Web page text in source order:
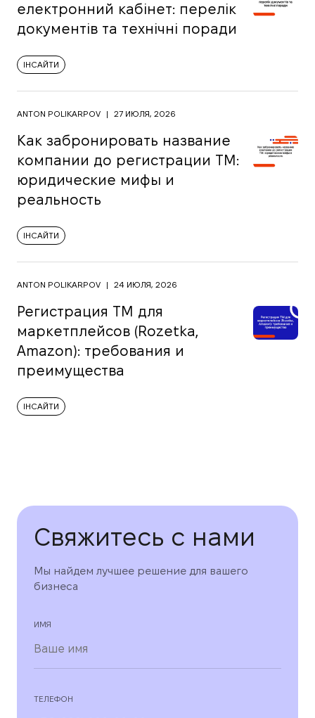
електронний кабінет: перелік
документів та технічні поради
ІНСАЙТИ
ANTON POLIKARPOV | 27 ИЮЛЯ, 2026
Как забронировать название
компании до регистрации ТМ:
юридические мифы и
реальность
ІНСАЙТИ
ANTON POLIKARPOV | 24 ИЮЛЯ, 2026
Регистрация ТМ для
маркетплейсов (Rozetka,
Amazon): требования и
преимущества
ІНСАЙТИ
Свяжитесь с нами
Мы найдем лучшее решение для вашего
бизнеса
ИМЯ
ТЕЛЕФОН